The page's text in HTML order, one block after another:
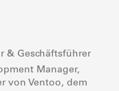
& Geschäftsführer
Manager,
von Ventoo, dem